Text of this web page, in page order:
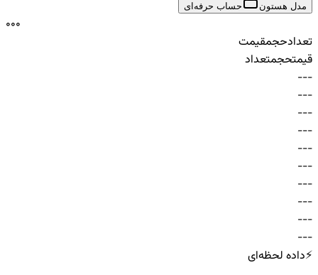
مدل هستون حساب حرفه‌ای
000
تعدادحجمقیمت
قیمتحجمتعداد
-
-
-
-
-
-
-
-
-
-
-
-
-
-
-
-
-
-
-
-
-
-
-
-
-
-
-
-
-
-
⚡داده لحظه‌ای